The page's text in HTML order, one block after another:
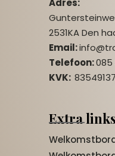
Adres:
2531KA Den
Email:
Telefoon:085
KVK: 83549137
Extra